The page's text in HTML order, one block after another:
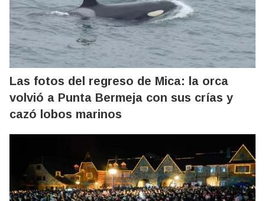
Las fotos del regreso de Mica: la orca
volvió a Punta Bermeja con sus crías y
cazó lobos marinos